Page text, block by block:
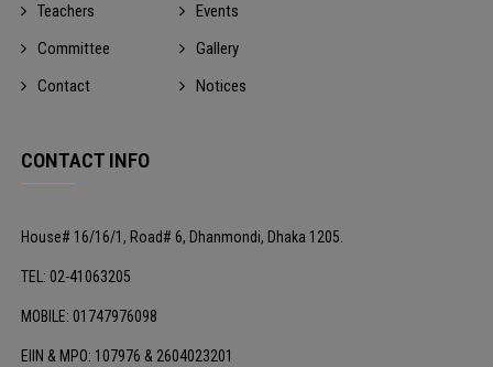
Teachers
Events
Committee
Gallery
Contact
Notices
CONTACT INFO
House# 16/16/1, Road# 6, Dhanmondi, Dhaka 1205.
TEL: 02-41063205
MOBILE: 01747976098
EIIN & MPO: 107976 & 2604023201